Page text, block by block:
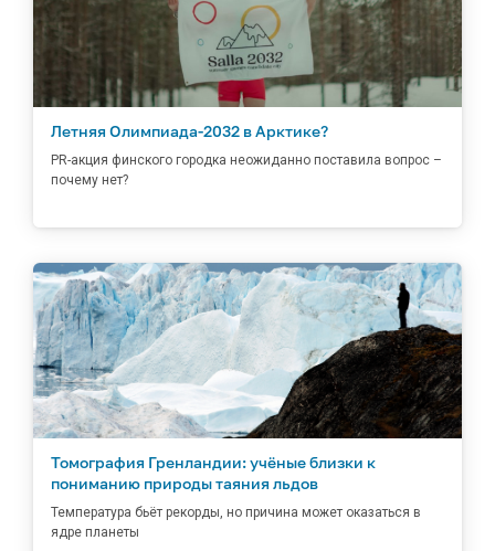
Летняя Олимпиада-2032 в Арктике?
PR-акция финского городка неожиданно поставила вопрос –
почему нет?
Томография Гренландии: учёные близки к
пониманию природы таяния льдов
Температура бьёт рекорды, но причина может оказаться в
ядре планеты